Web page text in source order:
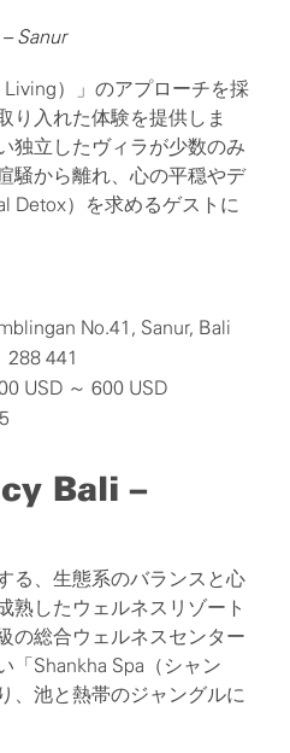
Sanur
Living）」のアプローチを採
り入れた体験を提供しま
独立したヴィラが少数のみ
騒から離れ、心の平穏やデ
Detox）を求めるゲストに
No.41, Sanur, Bali
288 441
USD ～ 600 USD
Bali –
る、生態系のバランスと心
熟したウェルネスリゾート
の総合ウェルネスセンター
「Shankha Spa（シャン
、池と熱帯のジャングルに